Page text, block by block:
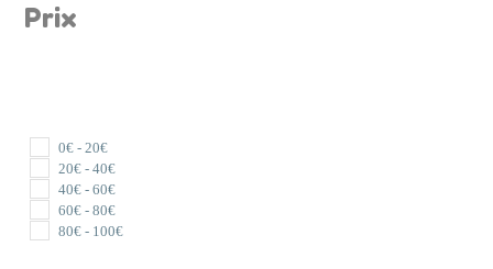
Prix
0€ - 20€
20€ -40€
40€ -60€
60€ -80€
80€ - 100€